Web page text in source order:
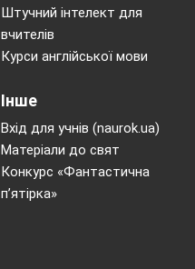
Штучний інтелект для
вчителів
Курси англійської мови
Інше
Вхід для учнів (naurok.ua)
Матеріали до свят
Конкурс «Фантастична
п’ятірка»